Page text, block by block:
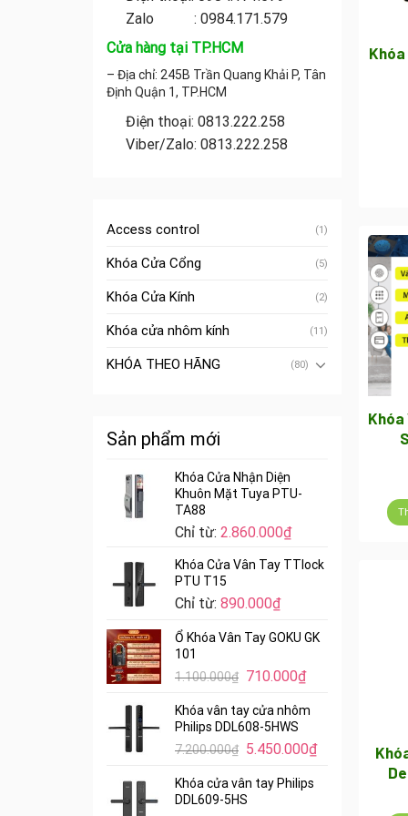
Zalo : 0984.171.579
Cửa hàng tại TP.HCM
– Địa chỉ: 245B Trần Quang Khải P, Tân
Định Quận 1, TP.HCM
Điện thoại: 0813.222.258
Viber/Zalo: 0813.222.258
Access control (1)
Khóa Cửa Cổng (5)
Khóa Cửa Kính (2)
Khóa cửa nhôm kính (11)
KHÓA THEO HÃNG (80)
Sản phẩm mới
Khóa Cửa Nhận Diện
Khuôn Mặt Tuya PTU-
TA88
Chỉ từ: 2.860.000₫
Khóa Cửa Vân Tay TTlock
PTU T15
Chỉ từ: 890.000₫
Ổ Khóa Vân Tay GOKU GK
101
1.100.000₫ Giá
là:
1.100.000₫.
710.000₫Giá
tại
710.000₫.
Khóa vân tay cửa nhôm
Philips DDL608-5HWS
7.200.000₫ Giá
là:
7.200.000₫.
5.450.000₫Giá
Khóa cửa vân tay Philips
DDL609-5HS
Khóa